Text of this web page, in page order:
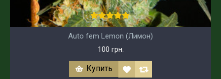
Auto fem Lemon (Лимон)
100 грн.
Купить